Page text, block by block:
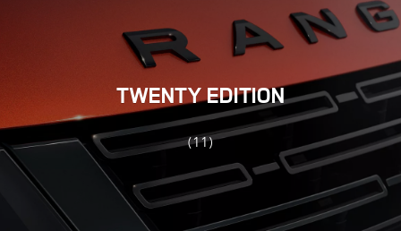
TWENTY EDITION
(11)